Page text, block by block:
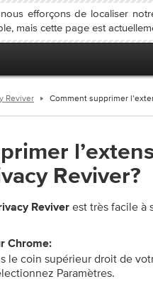
efforçons de localiser
mais cette page est
Reviver Comment supprimer
Reviver?
Reviver est très facile à
Chrome:
le coin supérieur droit de
Paramètres.